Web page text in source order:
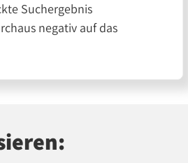
Suchergebnis
negativ auf das